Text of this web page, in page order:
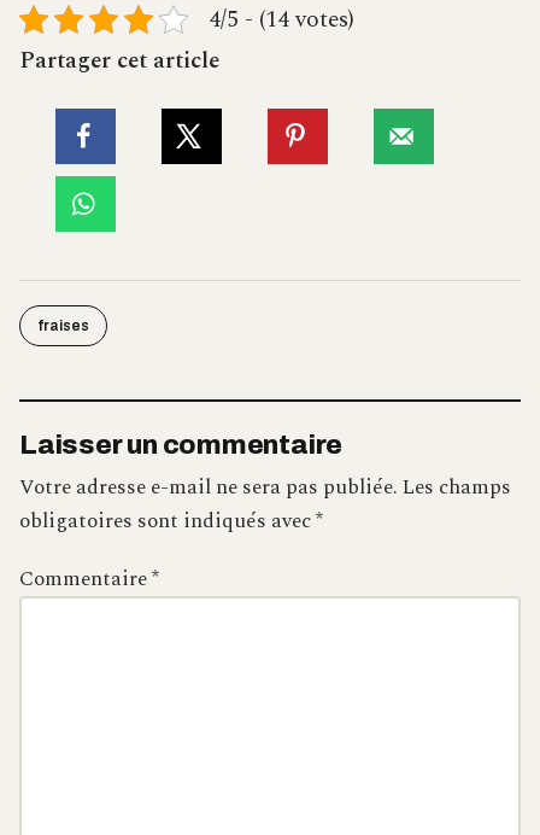
4/5 - (14 votes)
Partager cet article
fraises
Laisser un commentaire
Votre adresse e-mail ne sera pas publiée.Les champs
obligatoires sont indiqués avec*
Commentaire*